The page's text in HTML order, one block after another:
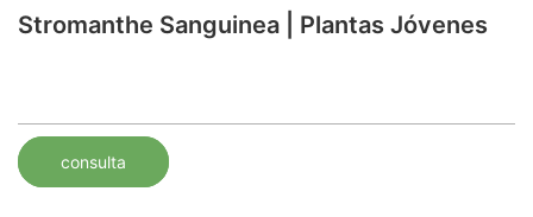
Stromanthe Sanguinea | Plantas Jóvenes
consulta